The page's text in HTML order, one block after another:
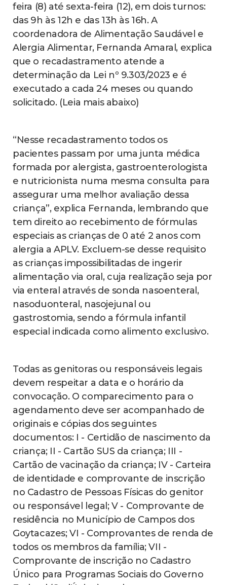
feira (8) até sexta-feira (12), em dois turnos:
das 9h às 12h e das 13h às 16h. A
coordenadora de Alimentação Saudável e
Alergia Alimentar, Fernanda Amaral, explica
que o recadastramento atende a
determinação da Lei nº 9.303/2023 e é
executado a cada 24 meses ou quando
solicitado. (Leia mais abaixo)
“Nesse recadastramento todos os
pacientes passam por uma junta médica
formada por alergista, gastroenterologista
e nutricionista numa mesma consulta para
assegurar uma melhor avaliação dessa
criança”, explica Fernanda, lembrando que
tem direito ao recebimento de fórmulas
especiais as crianças de 0 até 2 anos com
alergia a APLV. Excluem-se desse requisito
as crianças impossibilitadas de ingerir
alimentação via oral, cuja realização seja por
via enteral através de sonda nasoenteral,
nasoduonteral, nasojejunal ou
gastrostomia, sendo a fórmula infantil
especial indicada como alimento exclusivo.
Todas as genitoras ou responsáveis legais
devem respeitar a data e o horário da
convocação. O comparecimento para o
agendamento deve ser acompanhado de
originais e cópias dos seguintes
documentos: I - Certidão de nascimento da
criança; II - Cartão SUS da criança; III -
Cartão de vacinação da criança; IV - Carteira
de identidade e comprovante de inscrição
no Cadastro de Pessoas Físicas do genitor
ou responsável legal; V - Comprovante de
residência no Município de Campos dos
Goytacazes; VI - Comprovantes de renda de
todos os membros da família; VII -
Comprovante de inscrição no Cadastro
Único para Programas Sociais do Governo